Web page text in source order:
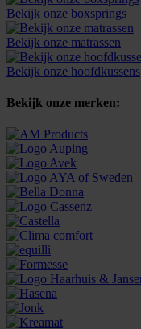
Bekijk onze boxsprings
Bekijk onze matrassen
Bekijk onze hoofdkussens
Bekijk onze merken: